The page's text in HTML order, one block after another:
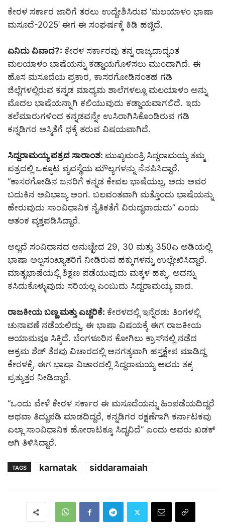
ಕೇರಳ ಸರ್ಕಾರ ಜಾರಿಗೆ ತರಲು ಉದ್ದೇಶಿಸಿರುವ ‘ಮಲಯಾಳಂ ಭಾಷಾ
ಮಸೂದೆ-2025’ ಈಗ ಈ ಸಂಘರ್ಷಕ್ಕೆ ಕಿಡಿ ಹಚ್ಚಿದೆ.
ಏನಿದು ವಿವಾದ?: ಕೇರಳ ಸರ್ಕಾರವು ತನ್ನ ರಾಜ್ಯದಾದ್ಯಂತ
ಮಲಯಾಳಂ ಭಾಷೆಯನ್ನು ಕಡ್ಡಾಯಗೊಳಿಸಲು ಮುಂದಾಗಿದೆ. ಈ
ಹೊಸ ಮಸೂದೆಯ ಪ್ರಕಾರ, ಕಾಸರಗೋಡಿನಂತಹ ಗಡಿ
ಜಿಲ್ಲೆಗಳಲ್ಲಿರುವ ಕನ್ನಡ ಮಾಧ್ಯಮ ಶಾಲೆಗಳಲ್ಲೂ ಮಲಯಾಳಂ ಅನ್ನು
ಮೊದಲ ಭಾಷೆಯನ್ನಾಗಿ ಕಲಿಯುವುದು ಕಡ್ಡಾಯವಾಗಲಿದೆ. ಇದು
ತಲೆಮಾರುಗಳಿಂದ ಕನ್ನಡವನ್ನೇ ಉಸಿರಾಗಿಸಿಕೊಂಡಿರುವ ಗಡಿ
ಕನ್ನಡಿಗರ ಅಸ್ಮಿತೆಗೆ ಧಕ್ಕೆ ತರುವ ವಿಷಯವಾಗಿದೆ.
ಸಿದ್ದರಾಮಯ್ಯ ಪತ್ರದ ಸಾರಾಂಶ: ಮುಖ್ಯಮಂತ್ರಿ ಸಿದ್ದರಾಮಯ್ಯ ತಮ್ಮ
ಪತ್ರದಲ್ಲಿ ಒಕ್ಕೂಟ ವ್ಯವಸ್ಥೆಯ ಮೌಲ್ಯಗಳನ್ನು ನೆನಪಿಸಿದ್ದಾರೆ.
“ಕಾಸರಗೋಡಿನ ಜನರಿಗೆ ಕನ್ನಡ ಕೇವಲ ಭಾಷೆಯಲ್ಲ, ಅದು ಅವರ
ಬದುಕಿನ ಅವಿಭಾಜ್ಯ ಅಂಗ. ಬಲವಂತವಾಗಿ ಮತ್ತೊಂದು ಭಾಷೆಯನ್ನು
ಹೇರುವುದು ಸಾಂವಿಧಾನಿಕ ನೈತಿಕತೆಗೆ ವಿರುದ್ಧವಾದುದು” ಎಂದು
ಆತಂಕ ವ್ಯಕ್ತಪಡಿಸಿದ್ದಾರೆ.
ಅಲ್ಲದೆ ಸಂವಿಧಾನದ ಅನುಚ್ಛೇದ 29, 30 ಮತ್ತು 350ಎ ಅಡಿಯಲ್ಲಿ
ಭಾಷಾ ಅಲ್ಪಸಂಖ್ಯಾತರಿಗೆ ನೀಡಿರುವ ಹಕ್ಕುಗಳನ್ನು ಉಲ್ಲೇಖಿಸಿದ್ದಾರೆ.
ಮಾತೃಭಾಷೆಯಲ್ಲಿ ಶಿಕ್ಷಣ ಪಡೆಯುವುದು ಮಕ್ಕಳ ಹಕ್ಕು, ಅದನ್ನು
ಕಸಿದುಕೊಳ್ಳುವುದು ಸರಿಯಲ್ಲ ಎಂಬುದು ಸಿದ್ದರಾಮಯ್ಯ ವಾದ.
ರಾಜಕೀಯ ಬಣ್ಣ ಮತ್ತು ಎಚ್ಚರಿಕೆ: ಕೇರಳದಲ್ಲಿ ಇನ್ನೆರಡು ತಿಂಗಳಲ್ಲಿ
ಚುನಾವಣೆ ನಡೆಯಲಿದ್ದು, ಈ ಭಾಷಾ ವಿಷಯಕ್ಕೆ ಈಗ ರಾಜಕೀಯ
ಆಯಾಮವೂ ಸಿಕ್ಕಿದೆ. ಬೆಂಗಳೂರಿನ ಕೋಗಿಲು ಕ್ರಾಸ್‌ನಲ್ಲಿ ನಡೆದ
ಅಕ್ರಮ ಶೆಡ್ ತೆರವು ವಿಚಾರದಲ್ಲಿ ಅನಗತ್ಯವಾಗಿ ಹಸ್ತಕ್ಷೇಪ ಮಾಡಿದ್ದ
ಕೇರಳಕ್ಕೆ, ಈಗ ಭಾಷಾ ವಿಚಾರದಲ್ಲಿ ಸಿದ್ದರಾಮಯ್ಯ ಅವರು ತಕ್ಕ
ಪ್ರತ್ಯುತ್ತರ ನೀಡಿದ್ದಾರೆ.
“ಒಂದು ವೇಳೆ ಕೇರಳ ಸರ್ಕಾರ ಈ ಮಸೂದೆಯನ್ನು ಹಿಂಪಡೆಯದಿದ್ದರೆ
ಅಥವಾ ತಿದ್ದುಪಡಿ ಮಾಡದಿದ್ದರೆ, ಕನ್ನಡಿಗರ ರಕ್ಷಣೆಗಾಗಿ ಕರ್ನಾಟಕವು
ಎಲ್ಲಾ ಸಾಂವಿಧಾನಿಕ ಹೋರಾಟಕ್ಕೂ ಸಿದ್ಧವಿದೆ” ಎಂದು ಅವರು ಖಡಕ್
ಆಗಿ ತಿಳಿಸಿದ್ದಾರೆ.
TAGS karnatak siddaramaiah